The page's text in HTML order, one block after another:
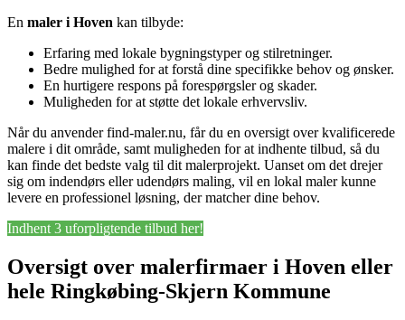
En maler i Hoven kan tilbyde:
Erfaring med lokale bygningstyper og stilretninger.
Bedre mulighed for at forstå dine specifikke behov og ønsker.
En hurtigere respons på forespørgsler og skader.
Muligheden for at støtte det lokale erhvervsliv.
Når du anvender find-maler.nu, får du en oversigt over kvalificerede
malere i dit område, samt muligheden for at indhente tilbud, så du
kan finde det bedste valg til dit malerprojekt. Uanset om det drejer
sig om indendørs eller udendørs maling, vil en lokal maler kunne
levere en professionel løsning, der matcher dine behov.
Indhent 3 uforpligtende tilbud her!
Oversigt over malerfirmaer i Hoven eller
hele Ringkøbing-Skjern Kommune